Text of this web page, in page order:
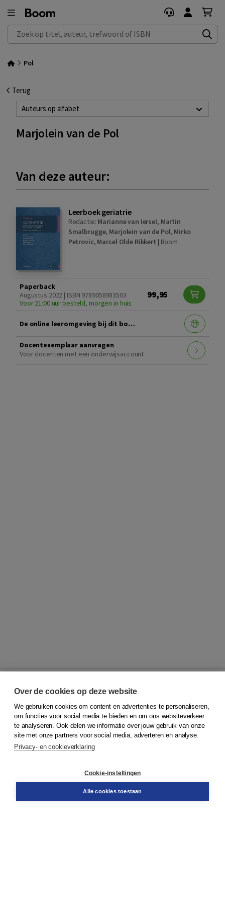
Zoek op titel, auteur, trefwoord of ISBN
Pol
Terug
Auteurs op alfabet
Marjolein van de Pol
Van deze auteur:
Leerboek geriatrie
Redactie: Marianne van Iersel, Martin
Smalbrugge, Marjolein van de Pol, Mirko
Petrovic, Marcel Olde Rikkert | Boom
Paperback
Augustus 2022 | ISBN 9789058983503
Voor 21:00 uur besteld, morgen in huis
99,95
De online leeromgeving bij dit boek
Docentexemplaar aanvragen
Voor docenten met een onderwijsaccount
© 2026Koninklijke Boom uitgevers
Klantenservice
Service & informatie
Contact
Over de cookies op deze website
We gebruiken cookies om content en advertenties te personaliseren,
om functies voor social media te bieden en om ons websiteverkeer
te analyseren. Ook delen we informatie over jouw gebruik van onze
site met onze partners voor social media, adverteren en analyse.
Privacy- en cookieverklaring
Cookie-instellingen
Alle cookies toestaan